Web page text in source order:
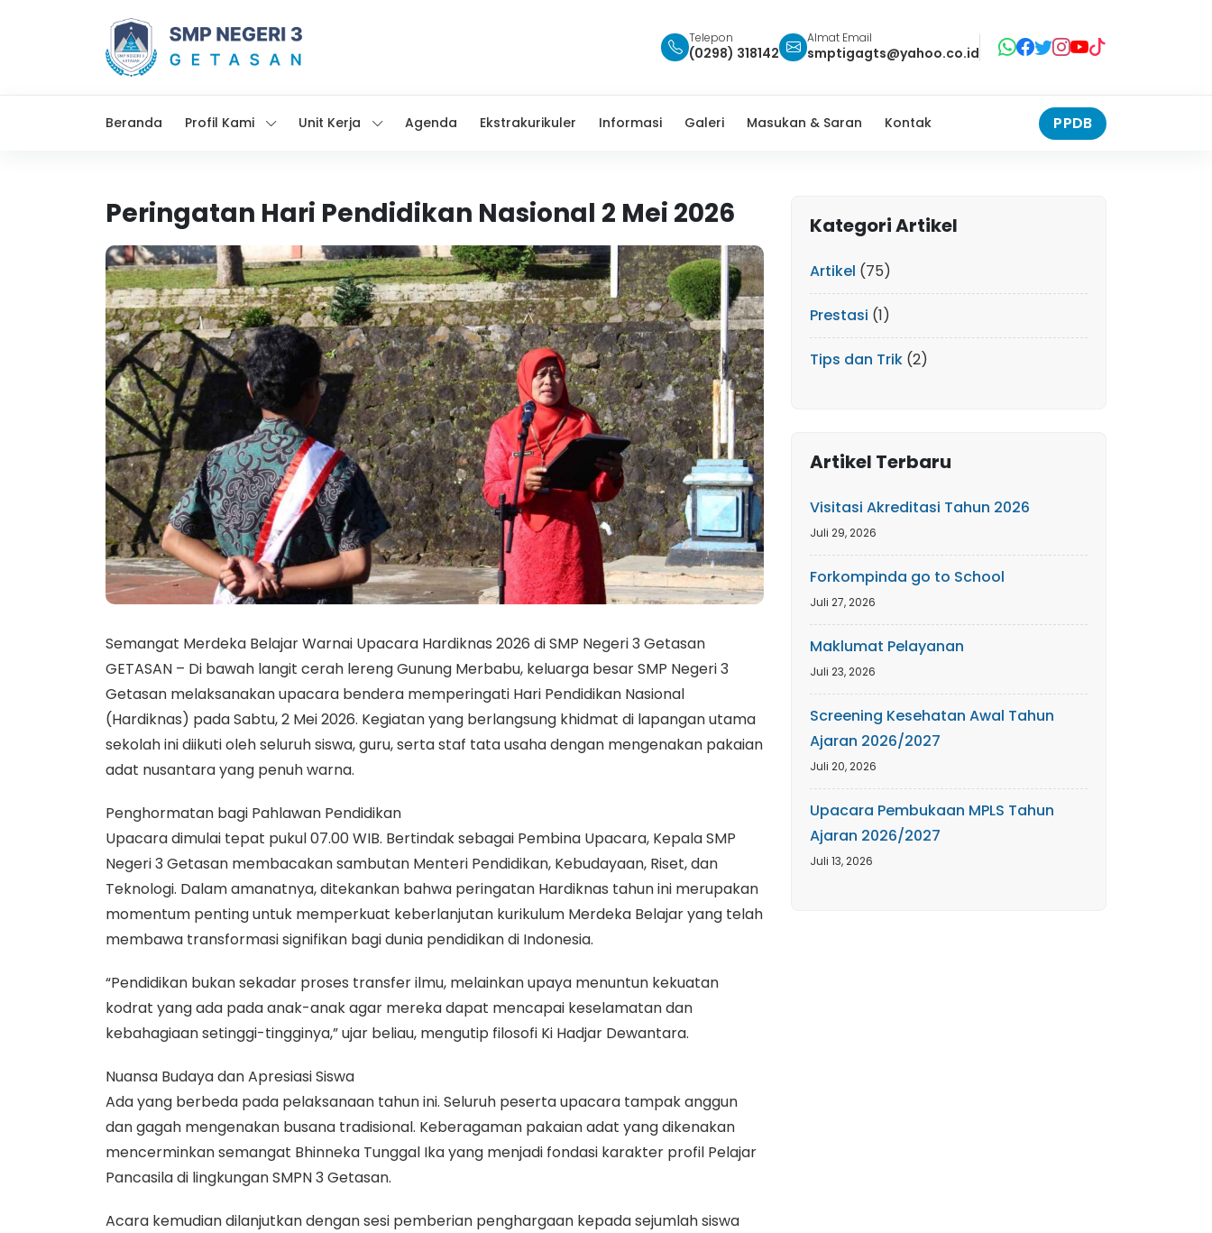
Telepon
(0298) 318142
Almat Email
smptigagts@yahoo.co.id
Beranda Profil Kami Unit Kerja Agenda Ekstrakurikuler Informasi Galeri Masukan & Saran Kontak PPDB
Peringatan Hari Pendidikan Nasional 2 Mei 2026
Semangat Merdeka Belajar Warnai Upacara Hardiknas 2026 di SMP Negeri 3 Getasan
GETASAN – Di bawah langit cerah lereng Gunung Merbabu, keluarga besar SMP Negeri 3
Getasan melaksanakan upacara bendera memperingati Hari Pendidikan Nasional
(Hardiknas) pada Sabtu, 2 Mei 2026. Kegiatan yang berlangsung khidmat di lapangan utama
sekolah ini diikuti oleh seluruh siswa, guru, serta staf tata usaha dengan mengenakan pakaian
adat nusantara yang penuh warna.
Penghormatan bagi Pahlawan Pendidikan
Upacara dimulai tepat pukul 07.00 WIB. Bertindak sebagai Pembina Upacara, Kepala SMP
Negeri 3 Getasan membacakan sambutan Menteri Pendidikan, Kebudayaan, Riset, dan
Teknologi. Dalam amanatnya, ditekankan bahwa peringatan Hardiknas tahun ini merupakan
momentum penting untuk memperkuat keberlanjutan kurikulum Merdeka Belajar yang telah
membawa transformasi signifikan bagi dunia pendidikan di Indonesia.
“Pendidikan bukan sekadar proses transfer ilmu, melainkan upaya menuntun kekuatan
kodrat yang ada pada anak-anak agar mereka dapat mencapai keselamatan dan
kebahagiaan setinggi-tingginya,” ujar beliau, mengutip filosofi Ki Hadjar Dewantara.
Nuansa Budaya dan Apresiasi Siswa
Ada yang berbeda pada pelaksanaan tahun ini. Seluruh peserta upacara tampak anggun
dan gagah mengenakan busana tradisional. Keberagaman pakaian adat yang dikenakan
mencerminkan semangat Bhinneka Tunggal Ika yang menjadi fondasi karakter profil Pelajar
Pancasila di lingkungan SMPN 3 Getasan.
Acara kemudian dilanjutkan dengan sesi pemberian penghargaan kepada sejumlah siswa
Kategori Artikel
Artikel (75)
Prestasi (1)
Tips dan Trik (2)
Artikel Terbaru
Visitasi Akreditasi Tahun 2026
Juli 29, 2026
Forkompinda go to School
Juli 27, 2026
Maklumat Pelayanan
Juli 23, 2026
Screening Kesehatan Awal Tahun
Ajaran 2026/2027
Juli 20, 2026
Upacara Pembukaan MPLS Tahun
Ajaran 2026/2027
Juli 13, 2026